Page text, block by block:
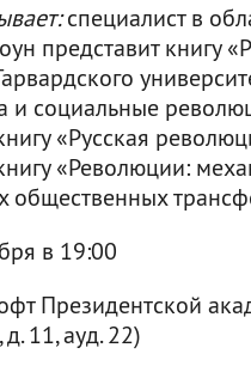
специалист в
представит книгу
и социальные
«Русская
«Революции:
общественных
в 19:00
Президентской
11, ауд. 22)